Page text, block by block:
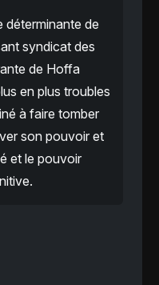
déterminante de
syndicat des
de Hoffa
en plus troubles
à faire tomber
son pouvoir et
et le pouvoir